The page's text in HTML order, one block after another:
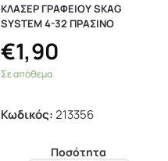
ΚΛΑΣΕΡ ΓΡΑΦΕΙΟΥ SKAG
SYSTEM 4-32 ΠΡΑΣΙΝΟ
€1,90
Σε απόθεμα
Κωδικός:213356
Ποσότητα